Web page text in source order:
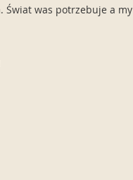
Świat was potrzebuje a my